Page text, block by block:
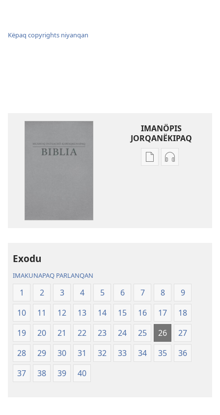
Këpaq copyrights niyanqan
IMANÖPIS
JORQANËKIPAQ
Mëqanchöpis
Exodu
IMAKUNAPAQ PARLANQAN
1 2 3 4 5 6 7 8
9
10
11 12 13 14 15 16 17
18
19
20 21 22 23 24 25 26
27
28
29 30 31 32 33 34 35
36
37
38 39 40